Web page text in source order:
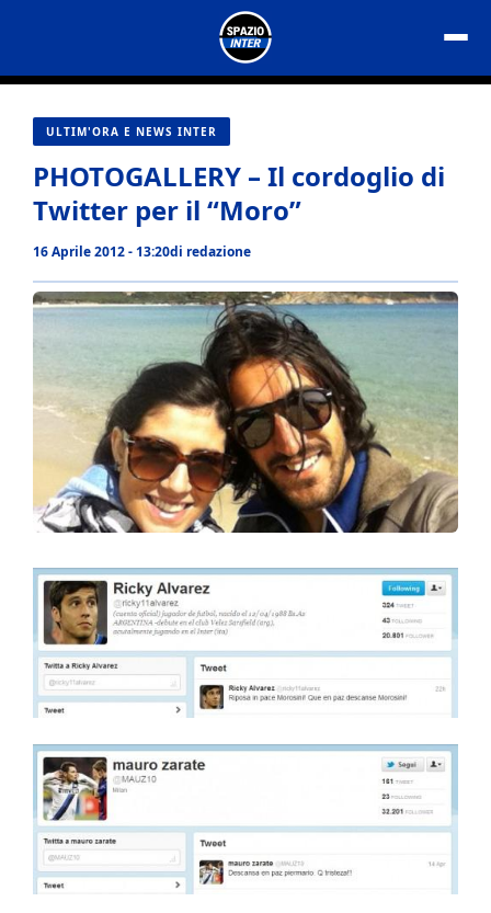
contenuto
ULTIM'ORA E NEWS INTER
PHOTOGALLERY – Il cordoglio di
Twitter per il “Moro”
16 Aprile 2012 - 13:20di redazione